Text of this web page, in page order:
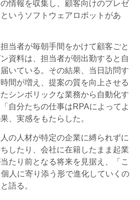
情報を収集し、顧客向けのプレゼ
いうソフトウェアロボットがあ
当者が毎朝手間をかけて顧客ごと
資料は、担当者が朝出勤すると自
いている。その結果、当日訪問す
間が増え、提案の質を向上させる
シンボリックな業務から自動化す
自分たちの仕事はRPAによってよ
、実感をもたらした。
の人材が特定の企業に縛られずに
したり、会社に在籍したまま起業
たり前となる将来を見据え、「こ
人に寄り添う形で進化していくの
語る。